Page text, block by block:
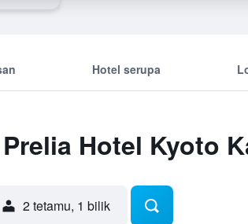
Hotel serupa
Hotel Kyoto
2 tetamu, 1 bilik